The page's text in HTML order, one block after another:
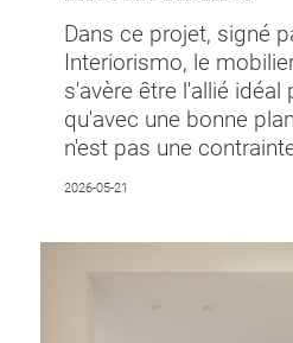
Dans ce projet, signé
Interiorismo, le
s'avère être l'allié
qu'avec une bonne
n'est pas une
2026-05-21